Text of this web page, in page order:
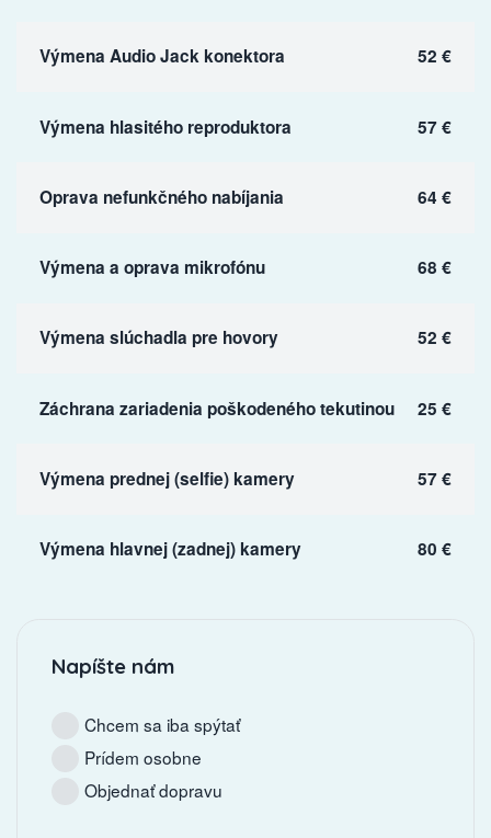
Výmena Audio Jack konektora 52 €
Výmena hlasitého reproduktora 57 €
Oprava nefunkčného nabíjania 64 €
Výmena a oprava mikrofónu 68 €
Výmena slúchadla pre hovory 52 €
Záchrana zariadenia poškodeného tekutinou 25 €
Výmena prednej (selfie) kamery 57 €
Výmena hlavnej (zadnej) kamery 80 €
Napíšte nám
Chcem sa iba spýtať
Prídem osobne
Objednať dopravu